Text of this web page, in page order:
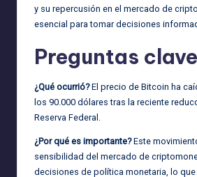
y su repercusión en el mercado de
esencial para tomar decisiones
Preguntas clave
¿Qué ocurrió?El precio de Bitcoin ha
los 90.000 dólares tras la reciente
Reserva Federal.
¿Por qué es importante?Este
sensibilidad del mercado de
decisiones de política monetaria, lo que